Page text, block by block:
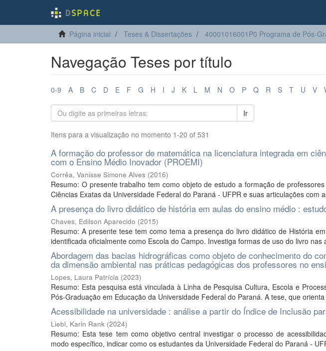
Página inicial Teses & Dissertações 40001016001P0 Programa de Pós-
Navegação Teses por título
0-9 A B C D E F G H I J K L M N O P Q R S T U V
Ir
Itens para a visualização no momento 1-20 of 531
A formação do professor de matemática na licenciatura integrada em
com o Ensino Médio Inovador (PROEMI)
Corrêa, Vanisse Simone Alves (2016)
Resumo: O presente trabalho tem como objeto de estudo a formação de
Ciências Exatas da Universidade Federal do Paraná - UFPR e suas articulações com
A presença do livro didático de história em aulas do ensino médio :
Chaves, Edilson Aparecido (2015)
Resumo: A presente tese tem como tema a presença do livro didático de História
identificada oficialmente como Escola do Campo. Investiga formas de uso do livro nas
Abordagem das bacias hidrográficas como objeto de conhecimento do
da dimensão ambiental nas práticas pedagógicas dos professores no
Lopes, Laura Patrícia (2023)
Resumo: Esta pesquisa está vinculada à Linha de Pesquisa Cultura, Escola e
Pós-Graduação em Educação da Universidade Federal do Paraná. A tese, que
Acessibilidade na universidade : análise a partir do Índice de Inclusão
Liebl, Karin Rank (2024)
Resumo: Esta tese tem como objetivo central investigar o processo de
modo específico, indicar como os estudantes da Universidade Federal do Paraná -